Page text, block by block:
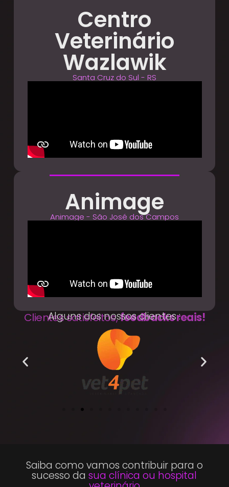
Centro
Veterinário
Wazlawik
Santa Cruz do Sul - RS
Animage
Animage - São José dos Campos
Clientes satisfeitos,feedbacks reais!
Alguns dos nossos clientes :
Saiba como vamos contribuir para o
sucesso da sua clínica ou hospital